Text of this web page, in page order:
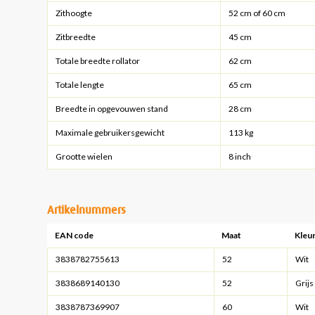
Zithoogte 52 cm of 60 cm
Zitbreedte 45 cm
Totale breedte rollator 62 cm
Totale lengte 65 cm
Breedte in opgevouwen stand 28 cm
Maximale gebruikersgewicht 113 kg
Grootte wielen 8 inch
Artikelnummers
EAN code Maat Kleur
3838782755613 52 Wit
3838689140130 52 Grijs
3838787369907 60 Wit